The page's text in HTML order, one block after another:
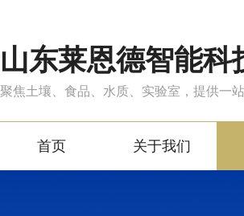
山东莱恩德智能科
聚焦土壤、食品、水质、实验室，提供一
首页 关于我们